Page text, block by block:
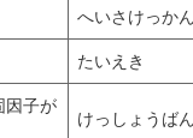
へいさけっか
たいえき
因子が
けっしょうば